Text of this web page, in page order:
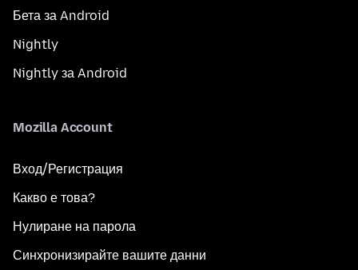
Бета за Android
Nightly
Nightly за Android
Mozilla Account
Вход/Регистрация
Какво е това?
Нулиране на парола
Синхронизирайте вашите данни